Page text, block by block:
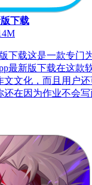
下载
下载这是一款专门
最新版下载在这款
文文化，而且用户
还在因为作业不会